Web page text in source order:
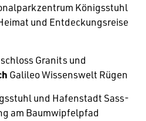
Königs­stuhl
und Entde­ckungs­reise
Granits und
Galileo Wissens­welt Rügen
und Hafen­stadt Sass­
am Baumwipfelpfad